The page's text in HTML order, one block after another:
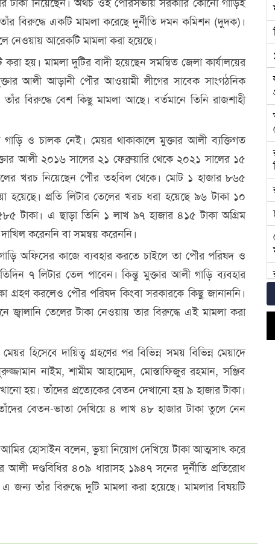
বিরুদ্ধে একটি মামলা করেছে দুর্নীতি দমন কমিশন (দুদক)।
নেওয়ায় আরেকটি মামলা করা হয়েছে।
হয়। মামলা দুটির বাদী হয়েছেন সমন্বিত জেলা কার্যালয়ের
আলী আড়ানী পৌর আওয়ামী লীগের সাবেক সাংগঠনিক
বিরুদ্ধে বেশ কিছু মামলা আছে। বর্তমানে তিনি রাজশাহী
ও চালক নেই। মেয়র থাকাকালে মুক্তার আলী ব্যক্তিগত
আলী ২০১৬ সালের ২১ ফেব্রুয়ারি থেকে ২০২১ সালের ১৫
তেলের খরচ নিয়েছেন পৌর তহবিল থেকে। মোট ১ হাজার ৮৬৫
প্রতি লিটার তেলের খরচ ধরা হয়েছে ৯৬ টাকা ১০
টাকা। এ ছাড়া তিনি ১ লাখ ৯৭ হাজার ৪১৫ টাকা অগ্রিম
করেননি বা সমন্বয় করেননি।
অফিসের কাজে ব্যবহার করতে চাইলে তা পৌর পরিষদ ও
৭ লিটার তেল পাবেন। কিন্তু মুক্তার আলী গাড়ি ব্যবহার
গ্রহণ করলেও পৌর পরিষদ কিংবা সরকারকে কিছু জানাননি।
তেলের টাকা নেওয়ায় তার বিরুদ্ধে এই মামলা করা
হিসেবে দায়িত্ব গ্রহণের পর বিভিন্ন সময় বিভিন্ন মেয়াদে
নাইম, শামীম আহাম্মেদ, মোস্তাফিজুর রহমান, সঞ্জিব
হয়। তাঁদের প্রত্যেকের বেতন দেখানো হয় ৯ হাজার টাকা।
বেতন-ভাতা দেখিয়ে ৪ লাখ ৪৮ হাজার টাকা তুলে নেন
আমির হোসাইন বলেন, ভুয়া নিয়োগ দেখিয়ে টাকা আত্মসাৎ করে
আলী দণ্ডবিধির ৪০৯ ধারাসহ ১৯৪৭ সনের দুর্নীতি প্রতিরোধ
তাঁর বিরুদ্ধে দুটি মামলা করা হয়েছে। মামলার বিষয়টি